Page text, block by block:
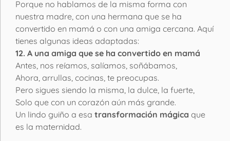
Porque no hablamos de la misma forma con
nuestra madre, con una hermana que se ha
convertido en mamá o con una amiga cercana. Aquí
tienes algunas ideas adaptadas:
12. A una amiga que se ha convertido en mamá
Antes, nos reíamos, salíamos, soñábamos,
Ahora, arrullas, cocinas, te preocupas.
Pero sigues siendo la misma, la dulce, la fuerte,
Solo que con un corazón aún más grande.
Un lindo guiño a esa transformación mágica que
es la maternidad.